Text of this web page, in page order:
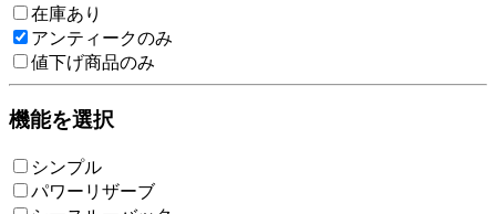
在庫あり
アンティークのみ
値下げ商品のみ
機能を選択
シンプル
パワーリザーブ